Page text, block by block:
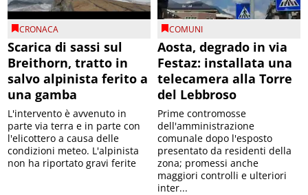
CRONACA
Scarica di sassi sul
Breithorn, tratto in
salvo alpinista ferito a
una gamba
L'intervento è avvenuto in
parte via terra e in parte con
l'elicottero a causa delle
condizioni meteo. L'alpinista
non ha riportato gravi ferite
COMUNI
Aosta, degrado in via
Festaz: installata una
telecamera alla Torre
del Lebbroso
Prime contromosse
dell'amministrazione
comunale dopo l'esposto
presentato da residenti della
zona; promessi anche
maggiori controlli e ulteriori
inter...